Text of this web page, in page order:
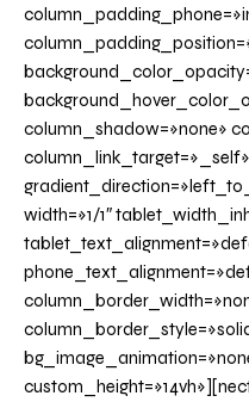
column_shadow=»none»
column_link_target=»_self»
width=»1/1″